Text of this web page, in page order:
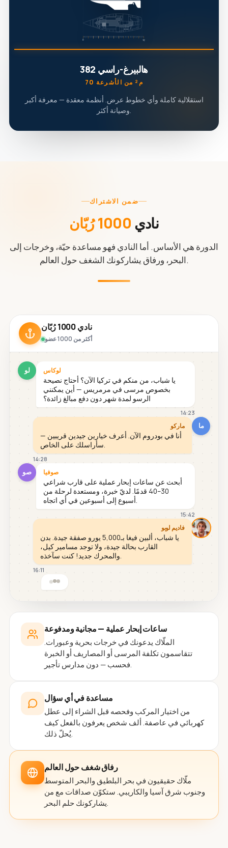
هالبيرغ-راسي 382
70 م² من الأشرعة
استقلالية كاملة وأي خطوط عرض. أنظمة معقدة — معرفة أكبر
وصيانة أكثر.
ضمن الاشتراك
نادي 1000 رُبّان
الدورة هي الأساس. أما النادي فهو مساعدة حيّة، وخرجات إلى
البحر، ورفاق يشاركونك الشغف حول العالم.
نادي 1000 رُبّان
أكثر من 1000 عضو
لو لوكاس
يا شباب، من منكم في تركيا الآن؟ أحتاج نصيحة
بخصوص مرسى في مرمريس — أين يمكنني
الرسو لمدة شهر دون دفع مبالغ زائدة؟
14:23
ما ماركو
أنا في بودروم الآن. أعرف خيارين جيدين قريبين —
سأراسلك على الخاص.
14:28
صو صوفيا
أبحث عن ساعات إبحار عملية على قارب شراعي
30–40 قدمًا. لديّ خبرة، ومستعدة لرحلة من
أسبوع إلى أسبوعين في أي اتجاه.
15:42
فاديم لوبو
يا شباب، ألبين فيغا بـ5,000 يورو صفقة جيدة. بدن
القارب بحالة جيدة، ولا توجد مسامير كيل،
والمحرك جديد! كنت سآخذه.
16:11
ساعات إبحار عملية — مجانية ومدفوعة
الملّاك يدعونك في خرجات بحرية وعبورات.
تتقاسمون تكلفة المرسى أو المصاريف أو الخبرة
فحسب — دون مدارس تأجير.
مساعدة في أي سؤال
من اختيار المركب وفحصه قبل الشراء إلى عطل
كهربائي في عاصفة. ألف شخص يعرفون بالفعل كيف
يُحلّ ذلك.
رفاق شغف حول العالم
ملّاك حقيقيون في بحر البلطيق والبحر المتوسط
وجنوب شرق آسيا والكاريبي. ستكوّن صداقات مع من
يشاركونك حلم البحر.